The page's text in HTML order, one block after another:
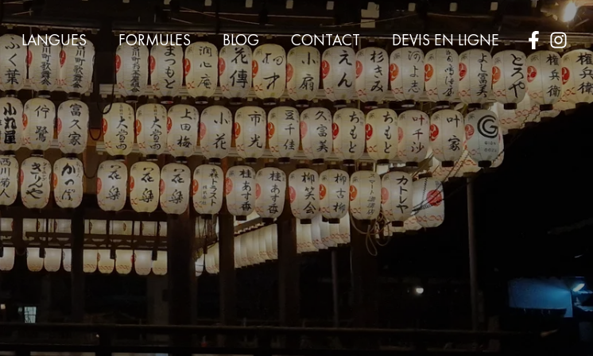
LANGUES FORMULES BLOG CONTACT DEVIS EN LIGNE